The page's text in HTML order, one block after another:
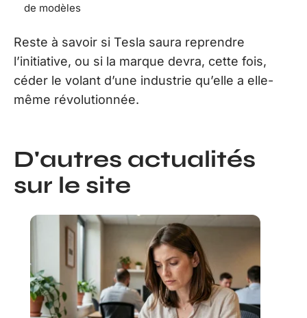
de modèles
Reste à savoir si Tesla saura reprendre
l’initiative, ou si la marque devra, cette fois,
céder le volant d’une industrie qu’elle a elle-
même révolutionnée.
D'autres actualités
sur le site